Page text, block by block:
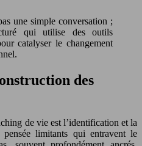
une simple conversation ;
qui utilise des outils
catalyser le changement
des
de vie est l’identification et la
pensée limitants qui entravent le